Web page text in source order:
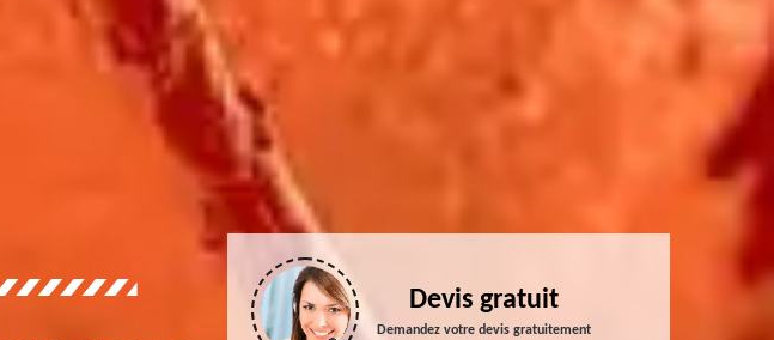
Devis gratuit
Demandez votre devis gratuitement